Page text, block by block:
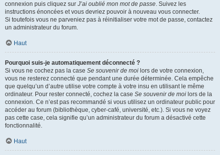
connexion puis cliquez sur J’ai oublié mon mot de passe. Suivez les
instructions énoncées et vous devriez pouvoir à nouveau vous connecter.
Si toutefois vous ne parveniez pas à réinitialiser votre mot de passe, contactez
un administrateur du forum.
Haut
Pourquoi suis-je automatiquement déconnecté ?
Si vous ne cochez pas la case Se souvenir de moi lors de votre connexion,
vous ne resterez connecté que pendant une durée déterminée. Cela empêche
que quelqu’un d’autre utilise votre compte à votre insu en utilisant le même
ordinateur. Pour rester connecté, cochez la case Se souvenir de moi lors de la
connexion. Ce n’est pas recommandé si vous utilisez un ordinateur public pour
accéder au forum (bibliothèque, cyber-café, université, etc.). Si vous ne voyez
pas cette case, cela signifie qu’un administrateur du forum a désactivé cette
fonctionnalité.
Haut